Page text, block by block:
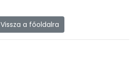
Vissza a főoldalra